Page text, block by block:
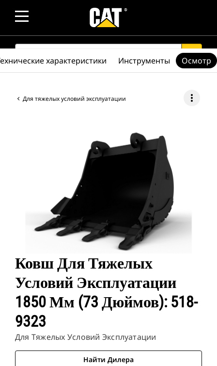
SEARCH search
Для тяжелых условий эксплуатации more_vert
Ковш Для Тяжелых
Условий Эксплуатации
1850 Мм (73 Дюймов): 518-
9323
Для Тяжелых Условий Эксплуатации
Найти Дилера
характеристики Инструменты Осмотр